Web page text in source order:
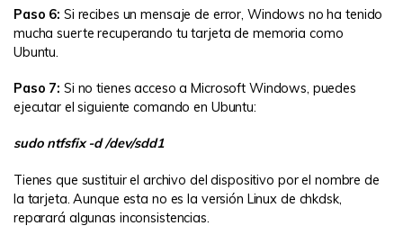
Paso 6: Si recibes un mensaje de error, Windows no ha tenido
mucha suerte recuperando tu tarjeta de memoria como
Ubuntu.
Paso 7: Si no tienes acceso a Microsoft Windows, puedes
ejecutar el siguiente comando en Ubuntu:
sudo ntfsfix -d /dev/sdd1
Tienes que sustituir el archivo del dispositivo por el nombre de
la tarjeta. Aunque esta no es la versión Linux de chkdsk,
reparará algunas inconsistencias.